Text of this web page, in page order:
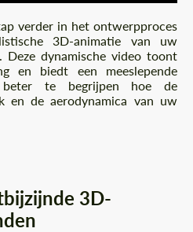
verder in het ontwerpproces
3D-animatie van uw
Deze dynamische video toont
en biedt een meeslepende
te begrijpen hoe de
en de aerodynamica van uw
3D-